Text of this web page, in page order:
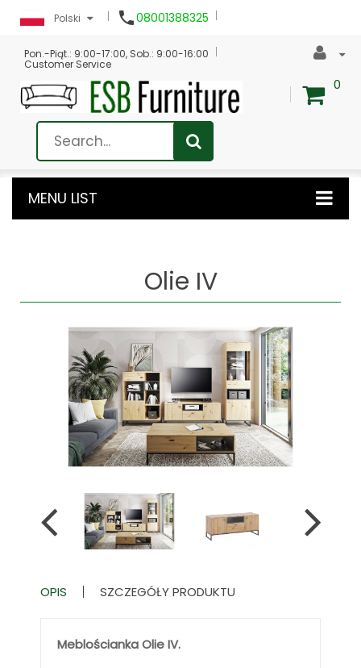
Polski 08001388325
Pon.-Piąt.: 9:00-17:00, Sob.: 9:00-16:00
Customer Service
0
MENU LIST
Olie IV
OPIS SZCZEGÓŁY PRODUKTU
Meblościanka Olie IV.